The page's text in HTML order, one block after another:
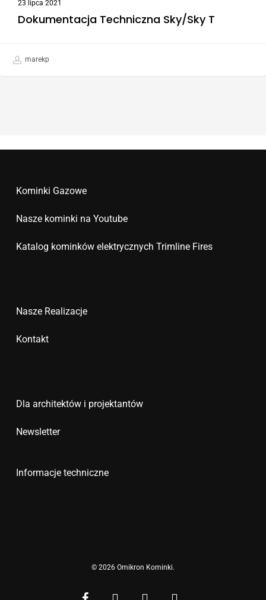
23 lipca 2021
Dokumentacja Techniczna Sky/Sky T
marekp
Kominki Gazowe
Nasze kominki na Youtube
Katalog kominków elektrycznych Trimline Fires
Nasze Realizacje
Kontakt
Dla architektów i projektantów
Newsletter
Informacje techniczne
© 2026 Omikron Kominki.
facebook youtube google- instagram